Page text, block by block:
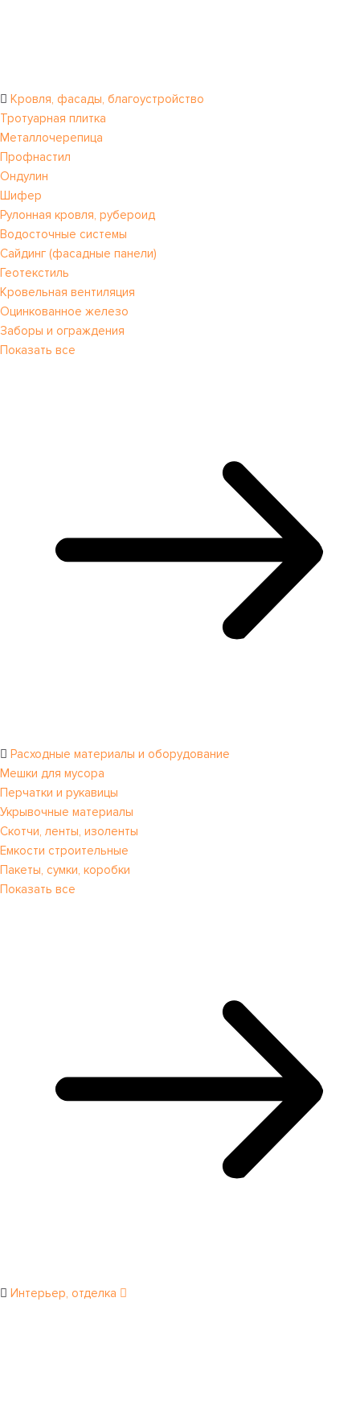
Кровля, фасады, благоустройство
Тротуарная плитка
Металлочерепица
Профнастил
Ондулин
Шифер
Рулонная кровля, рубероид
Водосточные системы
Сайдинг (фасадные панели)
Геотекстиль
Кровельная вентиляция
Оцинкованное железо
Заборы и ограждения
Показать все
Расходные материалы и оборудование
Мешки для мусора
Перчатки и рукавицы
Укрывочные материалы
Скотчи, ленты, изоленты
Емкости строительные
Пакеты, сумки, коробки
Показать все
Интерьер, отделка